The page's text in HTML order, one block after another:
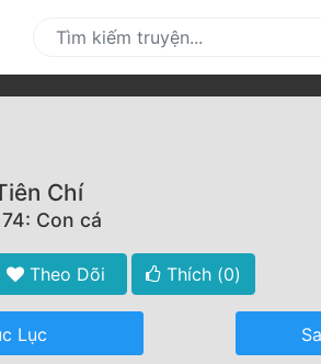
Chí
Con cá
Theo Dõi Thích (0)
Lục